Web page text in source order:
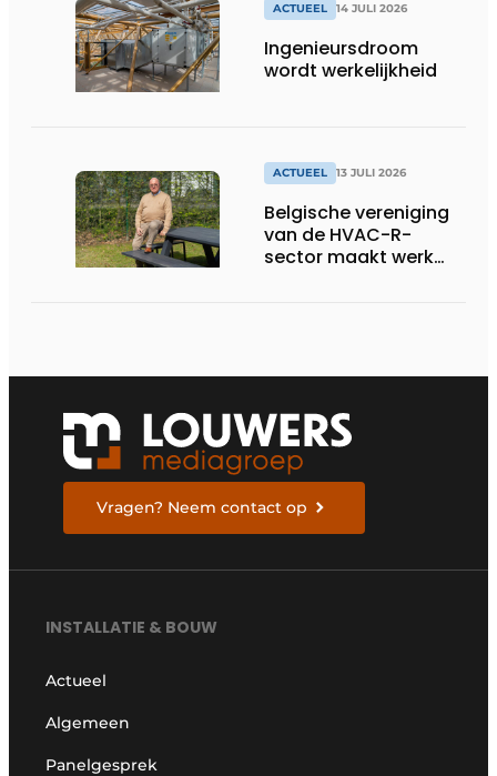
ACTUEEL 14 JULI 2026
Ingenieursdroom
wordt werkelijkheid
ACTUEEL 13 JULI 2026
Belgische vereniging
van de HVAC-R-
sector maakt werk
Vragen? Neem contact op
INSTALLATIE & BOUW
Actueel
Algemeen
Panelgesprek